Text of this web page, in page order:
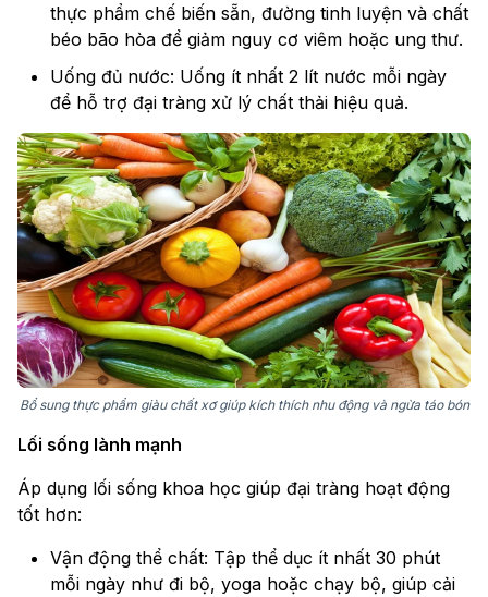
thực phẩm chế biến sẵn, đường tinh luyện và chất
béo bão hòa để giảm nguy cơ viêm hoặc ung thư.
Uống đủ nước: Uống ít nhất 2 lít nước mỗi ngày
để hỗ trợ đại tràng xử lý chất thải hiệu quả.
Bổ sung thực phẩm giàu chất xơ giúp kích thích nhu động và ngừa táo bón
Lối sống lành mạnh
Áp dụng lối sống khoa học giúp đại tràng hoạt động
tốt hơn:
Vận động thể chất: Tập thể dục ít nhất 30 phút
mỗi ngày như đi bộ, yoga hoặc chạy bộ, giúp cải